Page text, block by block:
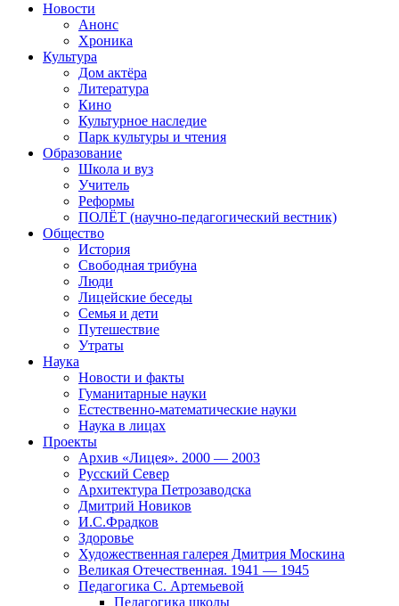
Новости
Анонс
Хроника
Культура
Дом актёра
Литература
Кино
Культурное наследие
Парк культуры и чтения
Образование
Школа и вуз
Учитель
Реформы
ПОЛЁТ (научно-педагогический вестник)
Общество
История
Свободная трибуна
Люди
Лицейские беседы
Семья и дети
Путешествие
Утраты
Наука
Новости и факты
Гуманитарные науки
Естественно-математические науки
Наука в лицах
Проекты
Архив «Лицея». 2000 — 2003
Русский Север
Архитектура Петрозаводска
Дмитрий Новиков
И.С.Фрадков
Здоровье
Художественная галерея Дмитрия Москина
Великая Отечественная. 1941 — 1945
Педагогика С. Артемьевой
Педагогика школы